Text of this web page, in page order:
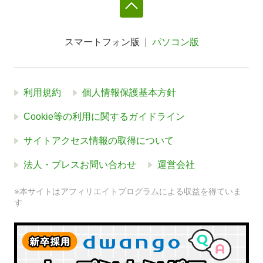
スマートフォン版 パソコン版
利用規約 個人情報保護基本方針
Cookie等の利用に関するガイドライン
サイトアクセス情報の取得について
法人・プレスお問い合わせ 運営会社
※本サイトはアフィリエイトプログラムによる収益を得ていま
す